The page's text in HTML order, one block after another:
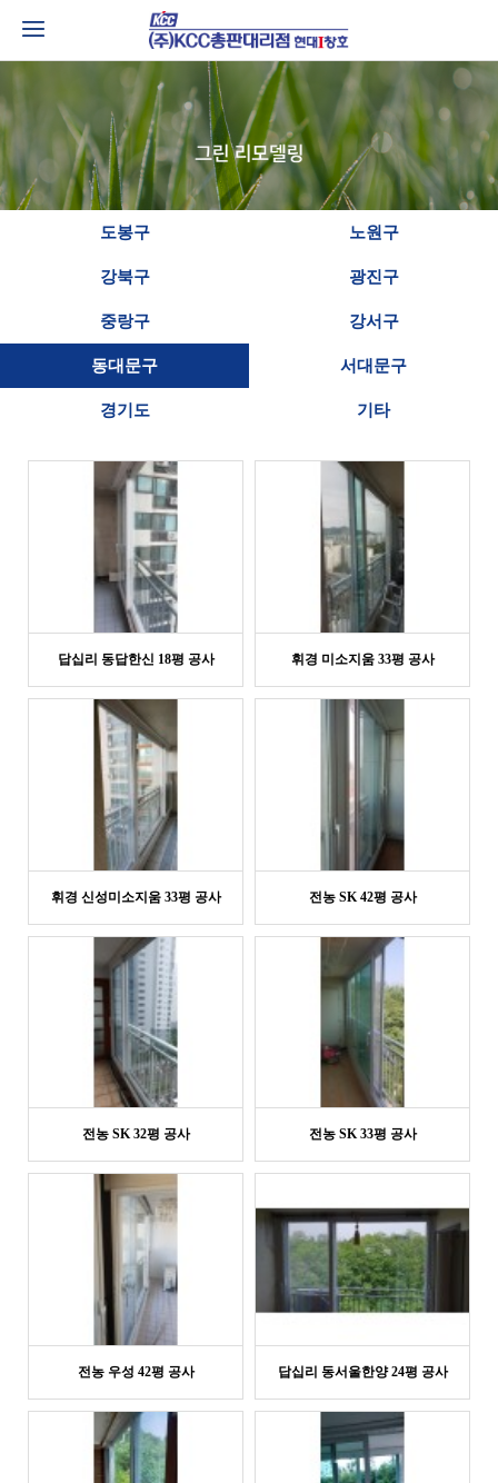
도봉구 노원구
강북구 광진구
중랑구 강서구
동대문구 서대문구
경기도 기타
답십리 동답한신 18평 공사 휘경 미소지움 33평 공사
휘경 신성미소지움 33평 공사 전농 SK 42평 공사
전농 SK 32평 공사 전농 SK 33평 공사
전농 우성 42평 공사 답십리 동서울한양 24평 공사